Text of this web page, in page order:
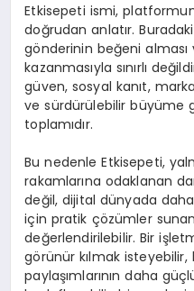
Etkisepeti ismi, platformun
doğrudan anlatır.
gönderinin beğeni
kazanmasıyla sınırlı
güven, sosyal kanıt,
ve sürdürülebilir büyüme
toplamıdır.
Bu nedenle Etkisepeti,
rakamlarına odaklanan
değil, dijital dünyada
için pratik çözümler
değerlendirilebilir. Bir
görünür kılmak
paylaşımlarının daha